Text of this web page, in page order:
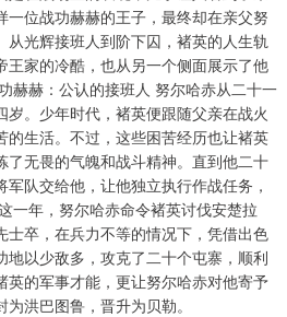
一位战功赫赫的王子，最终却在亲父努
从光辉接班人到阶下囚，褚英的人生轨
王家的冷酷，也从另一个侧面展示了他
赫赫：公认的接班人 努尔哈赤从二十一
。少年时代，褚英便跟随父亲在战火
的生活。不过，这些困苦经历也让褚英
了无畏的气魄和战斗精神。直到他二十
队交给他，让他独立执行作战任务，
一年，努尔哈赤命令褚英讨伐安楚拉
士卒，在兵力不等的情况下，凭借出色
地以少敌多，攻克了二十个屯寨，顺利
英的军事才能，更让努尔哈赤对他寄予
洪巴图鲁，晋升为贝勒。